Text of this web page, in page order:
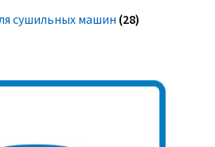
сушильных машин (28)